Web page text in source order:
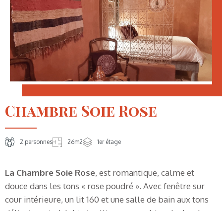
Chambre Soie Rose
2 personnes 26m2 1er étage
La Chambre Soie Rose, est romantique, calme et
douce dans les tons « rose poudré ». Avec fenêtre sur
cour intérieure, un lit 160 et une salle de bain aux tons